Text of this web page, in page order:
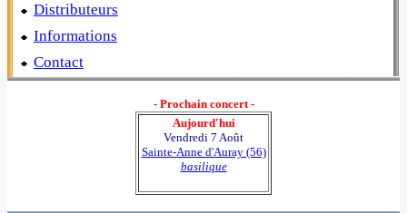
Distributeurs
Informations
Contact
- Prochain concert -
Aujourd'hui
Vendredi 7 Août
Sainte-Anne d'Auray (56)
basilique